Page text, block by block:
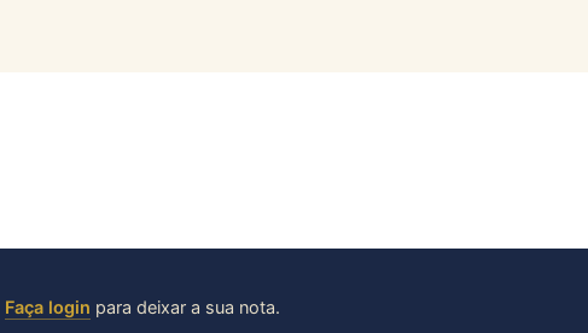
Faça login para deixar a sua nota.